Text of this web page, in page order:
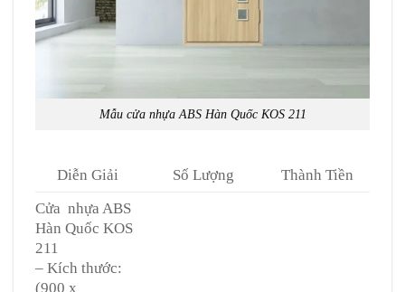
Mẫu cửa nhựa ABS Hàn QuốcKOS 211
Diễn Giải Số Lượng
Thành Tiền
Cửa nhựa ABS
Hàn Quốc KOS
211
– Kích thước:
(900 x